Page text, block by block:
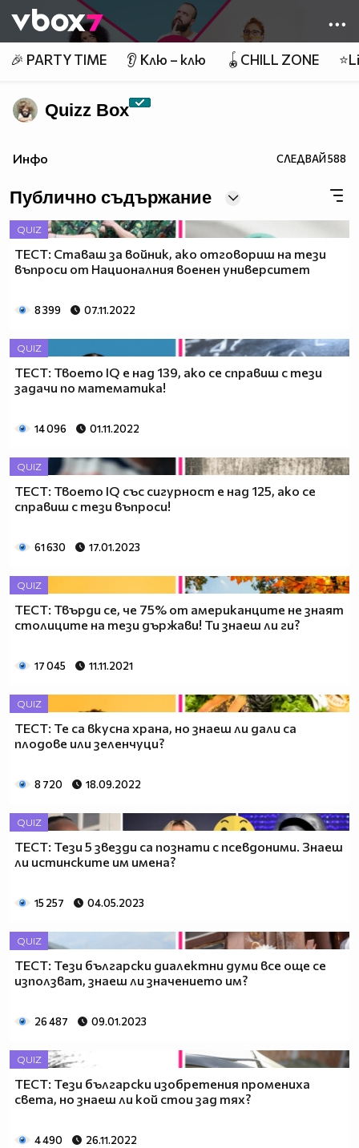
👾
🎉 PARTY TIME 👂 Клю – клю 🪀CHILL ZONE
Quizz Box
Инфо СЛЕДВАЙ588
Публично съдържание
QUIZ
ТЕСТ: Ставаш за войник, ако отговориш на тези
въпроси от Националния военен университет
8 399 07.11.2022
QUIZ
ТЕСТ: Твоето IQ е над 139, ако се справиш с тези
задачи по математика!
14 096 01.11.2022
QUIZ
ТЕСТ: Твоето IQ със сигурност е над 125, ако се
справиш с тези въпроси!
61 630 17.01.2023
QUIZ
ТЕСТ: Твърди се, че 75% от американците не знаят
столиците на тези държави! Ти знаеш ли ги?
17 045 11.11.2021
QUIZ
ТЕСТ: Те са вкусна храна, но знаеш ли дали са
плодове или зеленчуци?
8 720 18.09.2022
QUIZ
ТЕСТ: Тези 5 звезди са познати с псевдоними. Знаеш
ли истинските им имена?
15 257 04.05.2023
QUIZ
ТЕСТ: Тези български диалектни думи все още се
използват, знаеш ли значението им?
26 487 09.01.2023
QUIZ
ТЕСТ: Тези български изобретения промениха
света, но знаеш ли кой стои зад тях?
4 490 26.11.2022